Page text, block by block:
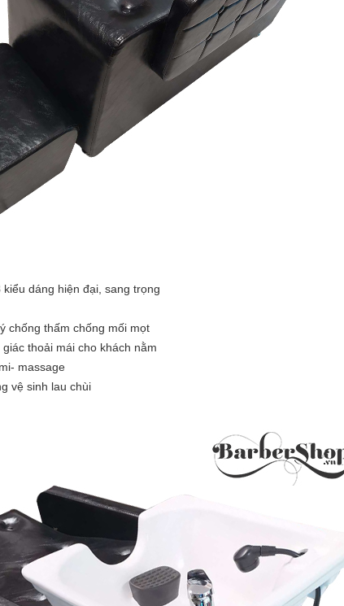
kiểu dáng hiện đại, sang trọng
chống thấm chống mối mọt
thoải mái cho khách nằm
massage
vệ sinh lau chùi